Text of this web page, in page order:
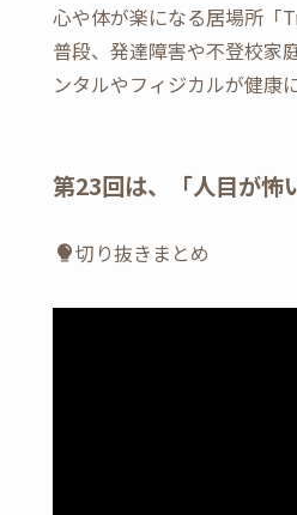
心や体が楽になる居場所「
普段、発達障害や不登校家
ンタルやフィジカルが健康
第23回は、「人目が怖
切り抜きまとめ